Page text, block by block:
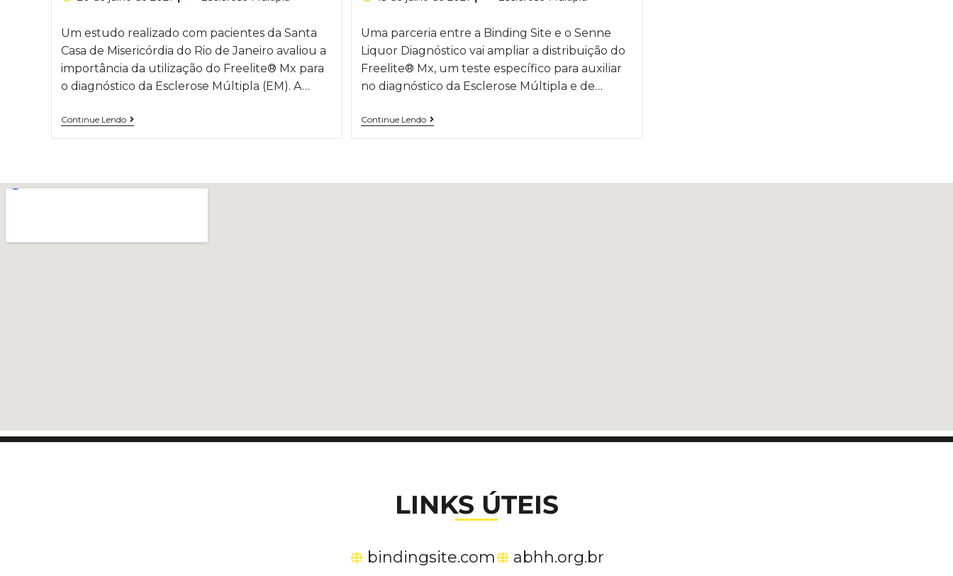
Um estudo realizado com pacientes da Santa
Casa de Misericórdia do Rio de Janeiro avaliou a
importância da utilização do Freelite® Mx para
o diagnóstico da Esclerose Múltipla (EM). A…
Continue Lendo
Uma parceria entre a Binding Site e o Senne
Liquor Diagnóstico vai ampliar a distribuição do
Freelite® Mx, um teste específico para auxiliar
no diagnóstico da Esclerose Múltipla e de…
Continue Lendo
LINKS ÚTEIS
bindingsite.com abhh.org.br